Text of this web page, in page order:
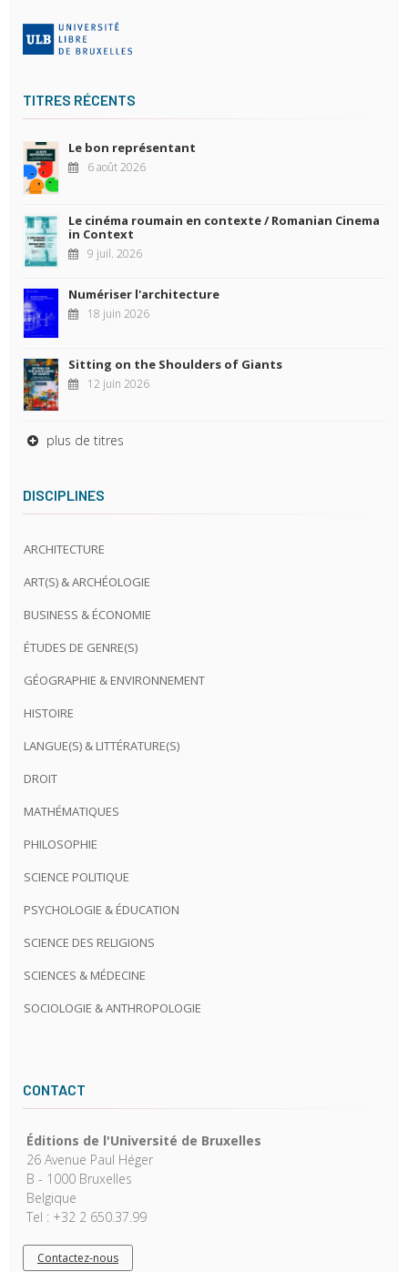
TITRES RÉCENTS
Le bon représentant
6 août 2026
Le cinéma roumain en contexte / Romanian Cinema
in Context
9 juil. 2026
Numériser l'architecture
18 juin 2026
Sitting on the Shoulders of Giants
12 juin 2026
plus de titres
DISCIPLINES
ARCHITECTURE
ART(S) & ARCHÉOLOGIE
BUSINESS & ÉCONOMIE
ÉTUDES DE GENRE(S)
GÉOGRAPHIE & ENVIRONNEMENT
HISTOIRE
LANGUE(S) & LITTÉRATURE(S)
DROIT
MATHÉMATIQUES
PHILOSOPHIE
SCIENCE POLITIQUE
PSYCHOLOGIE & ÉDUCATION
SCIENCE DES RELIGIONS
SCIENCES & MÉDECINE
SOCIOLOGIE & ANTHROPOLOGIE
CONTACT
Éditions de l'Université de Bruxelles
26 Avenue Paul Héger
B - 1000 Bruxelles
Belgique
Tel : +32 2 650.37.99
Contactez-nous